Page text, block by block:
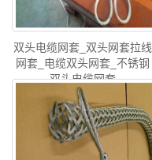
双头电缆网套_双头网套拉线
网套_电缆双头网套_不锈钢
双头电缆网套